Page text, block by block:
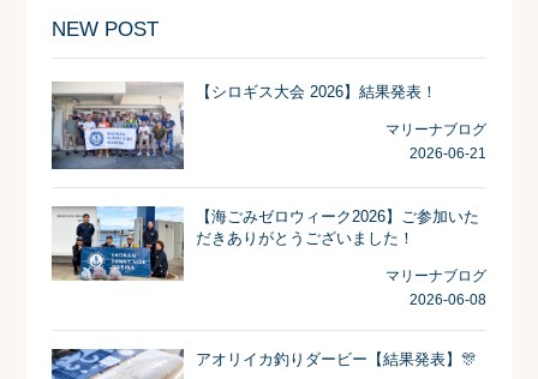
NEW POST
【シロギス大会 2026】結果発表！
マリーナブログ
2026-06-21
【海ごみゼロウィーク2026】ご参加いた
だきありがとうございました！
マリーナブログ
2026-06-08
アオリイカ釣りダービー【結果発表】🎊